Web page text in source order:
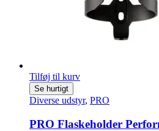
Tilføj til kurv
Se hurtigt
Diverse udstyr, PRO
PRO Flaskeholder